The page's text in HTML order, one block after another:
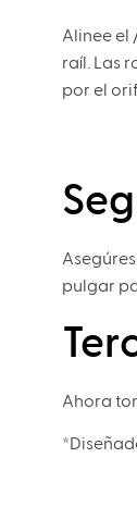
Alinee el
raíl. Las
por el
pulgar
Ahora